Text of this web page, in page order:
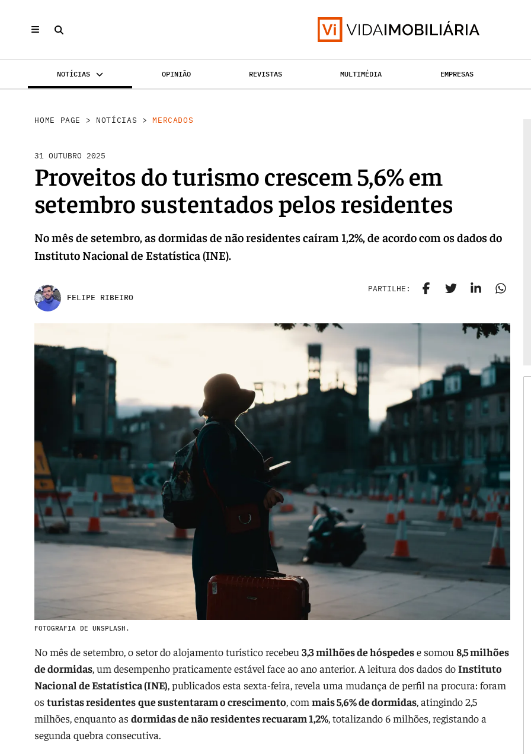
NOTÍCIAS OPINIÃO REVISTAS MULTIMÉDIA EMPRESAS
HOME PAGE > NOTÍCIAS >MERCADOS
31 OUTUBRO 2025
Proveitos do turismo crescem 5,6% em
setembro sustentados pelos residentes
No mês de setembro, as dormidas de não residentes caíram 1,2%, de acordo com os dados do
Instituto Nacional de Estatística (INE).
FELIPE RIBEIRO
PARTILHE:
FOTOGRAFIA DE UNSPLASH.
No mês de setembro, o setor do alojamento turístico recebeu3,3 milhões de hóspedese somou8,5 milhões
de dormidas , um desempenho praticamente estável face ao ano anterior. A leitura dos dados doInstituto
Nacional de Estatística (INE) , publicados esta sexta-feira, revela uma mudança de perfil na procura: foram
osturistas residentesque sustentaram o crescimento , commais 5,6% de dormidas , atingindo 2,5
milhões, enquanto asdormidas de não residentes recuaram 1,2% , totalizando 6 milhões, registando a
segunda quebra consecutiva.